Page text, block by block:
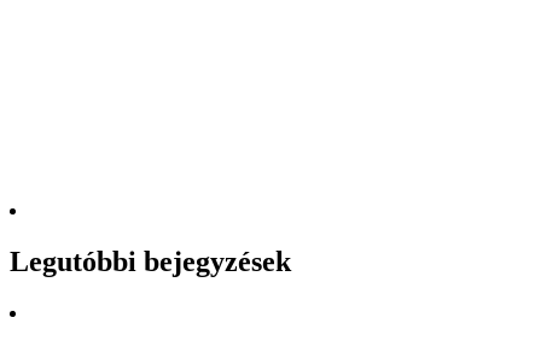
Legutóbbi bejegyzések